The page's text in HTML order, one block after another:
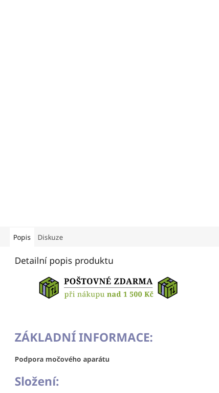
Popis Diskuze
Detailní popis produktu
ZÁKLADNÍ INFORMACE:
Podpora močového aparátu​
Složení: